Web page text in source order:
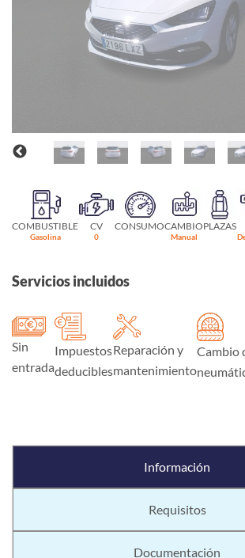
COMBUSTIBLE
Gasolina
CV
0
CONSUMOCAMBIO
Manual
PLAZAS
Servicios incluidos
Sin
entrada
Impuestos
deducibles
Reparación y
mantenimiento
Cambio
Información
Requisitos
Documentación